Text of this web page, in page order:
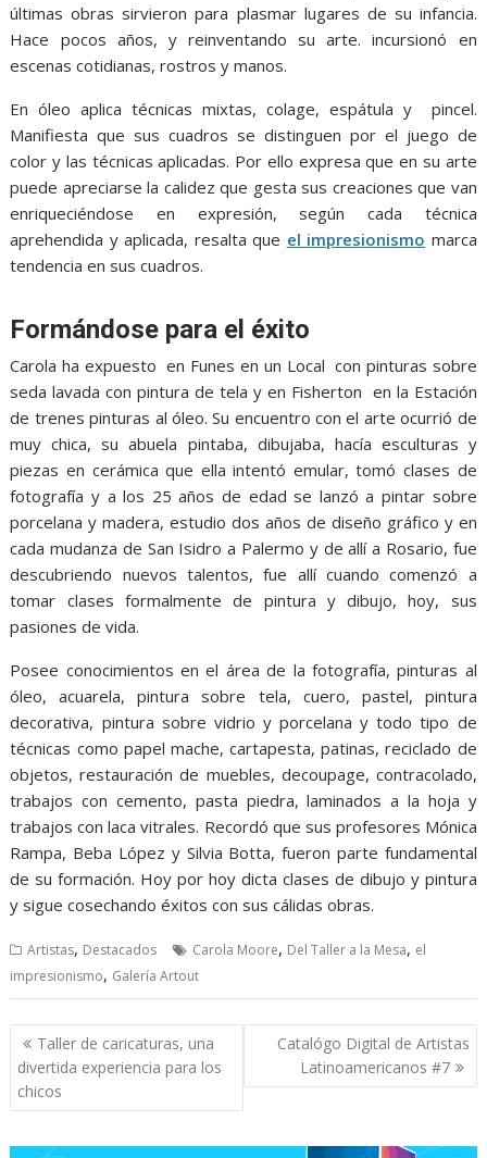
últimas obras sirvieron para plasmar lugares de su infancia.
Hace pocos años, y reinventando su arte. incursionó en
escenas cotidianas, rostros y manos.
En óleo aplica técnicas mixtas, colage, espátula y pincel.
Manifiesta que sus cuadros se distinguen por el juego de
color y las técnicas aplicadas. Por ello expresa que en su arte
puede apreciarse la calidez que gesta sus creaciones que van
enriqueciéndose en expresión, según cada técnica
aprehendida y aplicada, resalta que el impresionismo marca
tendencia en sus cuadros.
Formándose para el éxito
Carola ha expuesto en Funes en un Local con pinturas sobre
seda lavada con pintura de tela y en Fisherton en la Estación
de trenes pinturas al óleo. Su encuentro con el arte ocurrió de
muy chica, su abuela pintaba, dibujaba, hacía esculturas y
piezas en cerámica que ella intentó emular, tomó clases de
fotografía y a los 25 años de edad se lanzó a pintar sobre
porcelana y madera, estudio dos años de diseño gráfico y en
cada mudanza de San Isidro a Palermo y de allí a Rosario, fue
descubriendo nuevos talentos, fue allí cuando comenzó a
tomar clases formalmente de pintura y dibujo, hoy, sus
pasiones de vida.
Posee conocimientos en el área de la fotografía, pinturas al
óleo, acuarela, pintura sobre tela, cuero, pastel, pintura
decorativa, pintura sobre vidrio y porcelana y todo tipo de
técnicas como papel mache, cartapesta, patinas, reciclado de
objetos, restauración de muebles, decoupage, contracolado,
trabajos con cemento, pasta piedra, laminados a la hoja y
trabajos con laca vitrales. Recordó que sus profesores Mónica
Rampa, Beba López y Silvia Botta, fueron parte fundamental
de su formación. Hoy por hoy dicta clases de dibujo y pintura
y sigue cosechando éxitos con sus cálidas obras.
Artistas, Destacados Carola Moore, Del Taller a la Mesa, el
impresionismo, Galería Artout
Navegación
de
entradas
Taller de caricaturas, una
divertida experiencia para los
chicos
Catalógo Digital de Artistas
Latinoamericanos #7